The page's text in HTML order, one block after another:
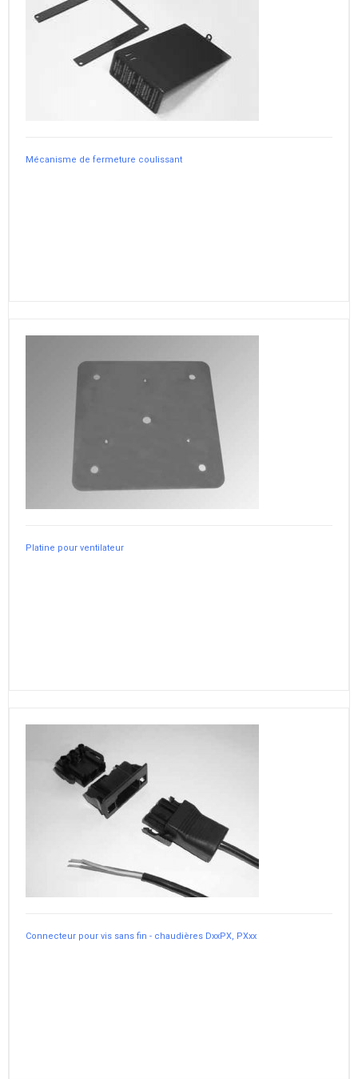
Mécanisme de fermeture coulissant
Platine pour ventilateur
Connecteur pour vis sans fin - chaudières DxxPX, PXxx